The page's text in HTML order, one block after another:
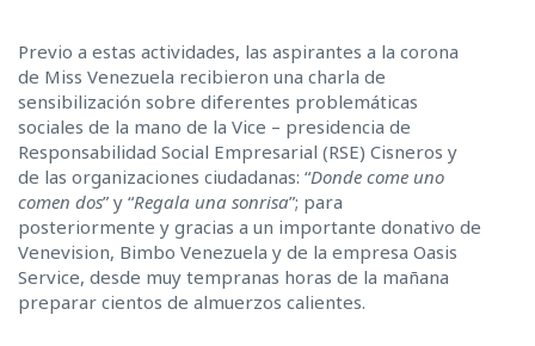
Previo a estas actividades, las aspirantes a la corona
de Miss Venezuela recibieron una charla de
sensibilización sobre diferentes problemáticas
sociales de la mano de la Vice – presidencia de
Responsabilidad Social Empresarial (RSE) Cisneros y
de las organizaciones ciudadanas: “Donde come uno
comen dos” y “Regala una sonrisa”; para
posteriormente y gracias a un importante donativo de
Venevision, Bimbo Venezuela y de la empresa Oasis
Service, desde muy tempranas horas de la mañana
preparar cientos de almuerzos calientes.